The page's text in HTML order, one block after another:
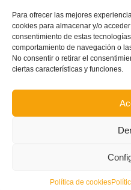
Para ofrecer las mejores
cookies para almacenar y/o
consentimiento de estas
comportamiento de navegación o
No consentir o retirar el
ciertas características y funciones.
Política de cookies